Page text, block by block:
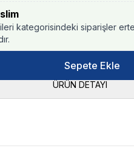
kategorisindeki siparişler
Sepete Ekle
ÜRÜN DETAYI